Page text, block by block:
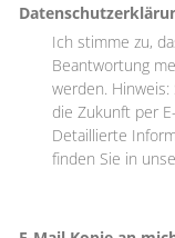
Ich stimme zu,
Beantwortung
werden.
die Zukunft per
Detaillierte
finden Sie in